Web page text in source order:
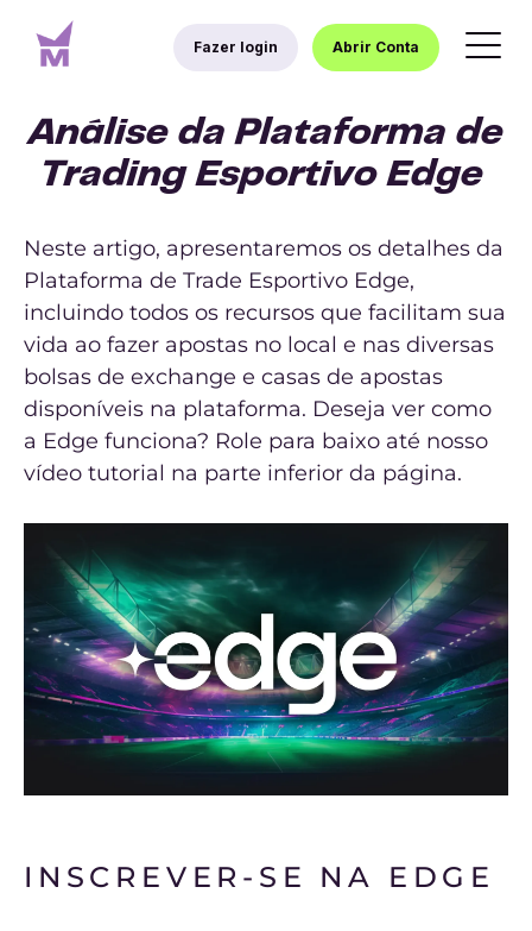
Fazer login Abrir Conta
Análise da Plataforma de
Trading Esportivo Edge
Neste artigo, apresentaremos os detalhes da
Plataforma de Trade Esportivo Edge,
incluindo todos os recursos que facilitam sua
vida ao fazer apostas no local e nas diversas
bolsas de exchange e casas de apostas
disponíveis na plataforma. Deseja ver como
a Edge funciona? Role para baixo até nosso
vídeo tutorial na parte inferior da página.
INSCREVER-SE NA EDGE